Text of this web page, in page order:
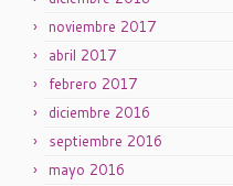
noviembre 2017
abril 2017
febrero 2017
diciembre 2016
septiembre 2016
mayo 2016